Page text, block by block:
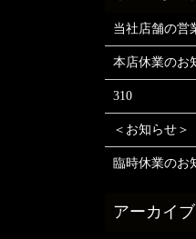
当社店舗の営
本店休業のお
310
＜お知らせ＞
臨時休業のお